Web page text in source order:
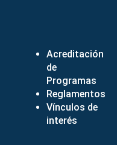
Acreditación
de
Programas
Reglamentos
Vínculos de
interés